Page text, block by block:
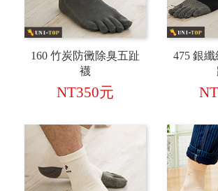
160 竹炭防黴除臭五趾
襪
NT350元
475 銀